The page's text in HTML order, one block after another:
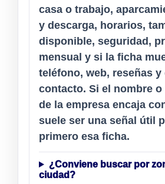
casa o trabajo,
y descarga, horarios,
disponible, seguridad,
mensual y si la ficha
teléfono, web, reseñas y
contacto. Si el nombre
de la empresa encaja
suele ser una señal útil
primero esa ficha.
¿Conviene buscar por
ciudad?